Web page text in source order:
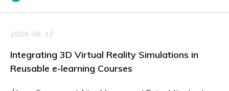
2009-06-17
Integrating 3D Virtual Reality Simulations in
Reusable e-learning Courses